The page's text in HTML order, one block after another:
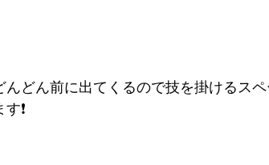
んどん前に出てくるので技を掛けるス
❗️